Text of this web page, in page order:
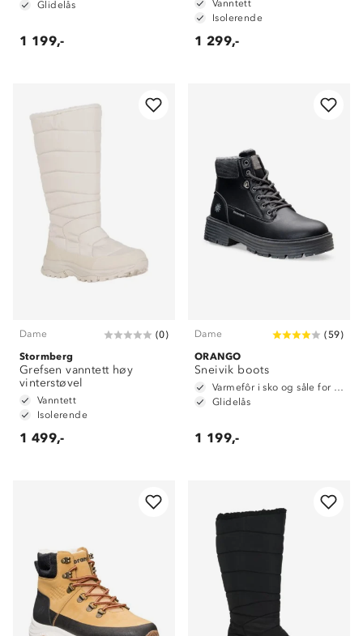
Glidelås
1 199,-
Vanntett
Isolerende
1 299,-
Dame (0)
Stormberg
Grefsen vanntett høy
vinterstøvel
Vanntett
Isolerende
1 499,-
Dame (59)
ORANGO
Sneivik boots
Varmefôr i sko og såle for ekstra isolering
Glidelås
1 199,-